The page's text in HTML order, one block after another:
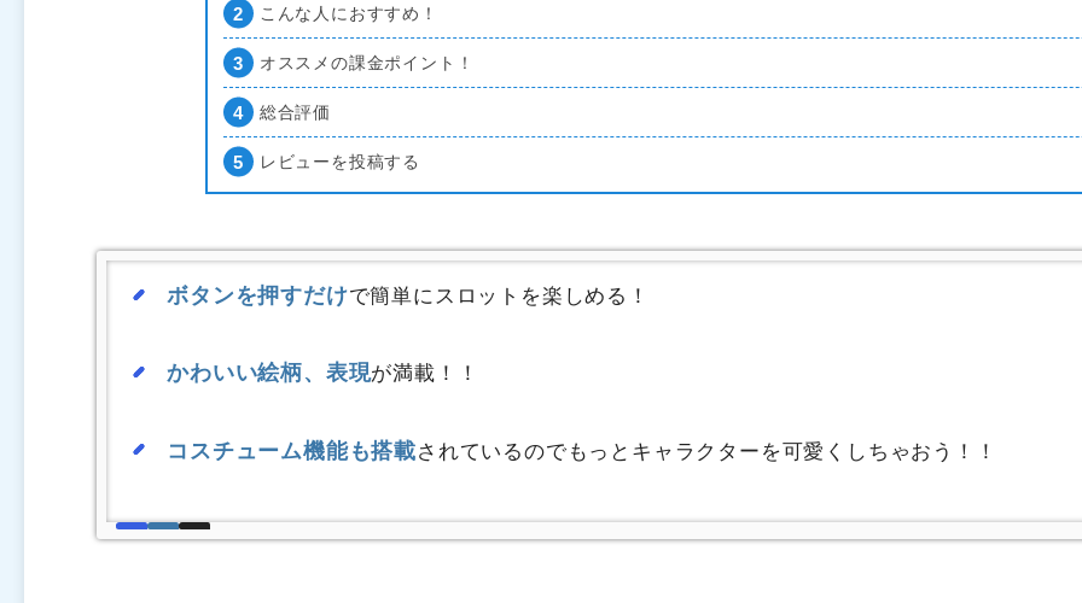
こんな人におすすめ！
オススメの課金ポイント！
総合評価
レビューを投稿する
ボタンを押すだけで簡単にスロットを楽しめる！
かわいい絵柄、表現が満載！！
コスチューム機能も搭載されているのでもっとキャラクターを可愛くしちゃおう！！